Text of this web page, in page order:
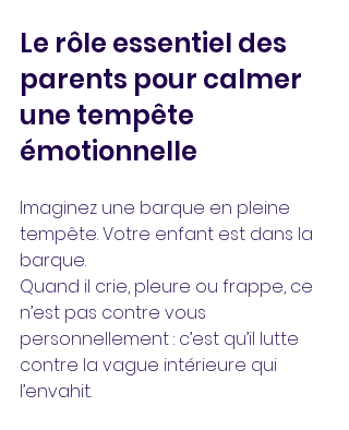
Le rôle essentiel des
parents pour calmer
une tempête
émotionnelle
Imaginez une barque en pleine
tempête. Votre enfant est dans la
barque.
Quand il crie, pleure ou frappe, ce
n’est pas contre vous
personnellement : c’est qu’il lutte
contre la vague intérieure qui
l’envahit.